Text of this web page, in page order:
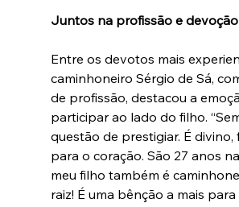
Juntos na profissão e devoção
Entre os devotos mais
caminhoneiro Sérgio de Sá,
de profissão, destacou a
participar ao lado do filho.
questão de prestigiar. É divino,
para o coração. São 27 anos
meu filho também é
raiz! É uma bênção a mais